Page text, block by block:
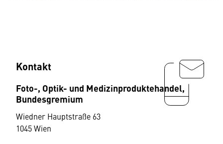
Kontakt
Foto-, Optik- und Medizinproduktehandel,
Bundesgremium
Wiedner Hauptstraße 63
1045 Wien